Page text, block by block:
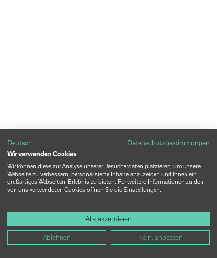
Deutsch
Datenschutzbestimmungen
Wir verwenden Cookies
Wir können diese zur Analyse unserer Besucherdaten platzieren, um unsere
Webseite zu verbessern, personalisierte Inhalte anzuzeigen und Ihnen ein
großartiges Webseiten-Erlebnis zu bieten. Für weitere Informationen zu den
von uns verwendeten Cookies öffnen Sie die Einstellungen.
Alle akzeptieren
Ablehnen Nein, anpassen